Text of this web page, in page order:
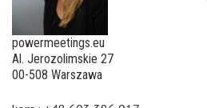
powermeetings.eu
Al. Jerozolimskie 27
00-508 Warszawa